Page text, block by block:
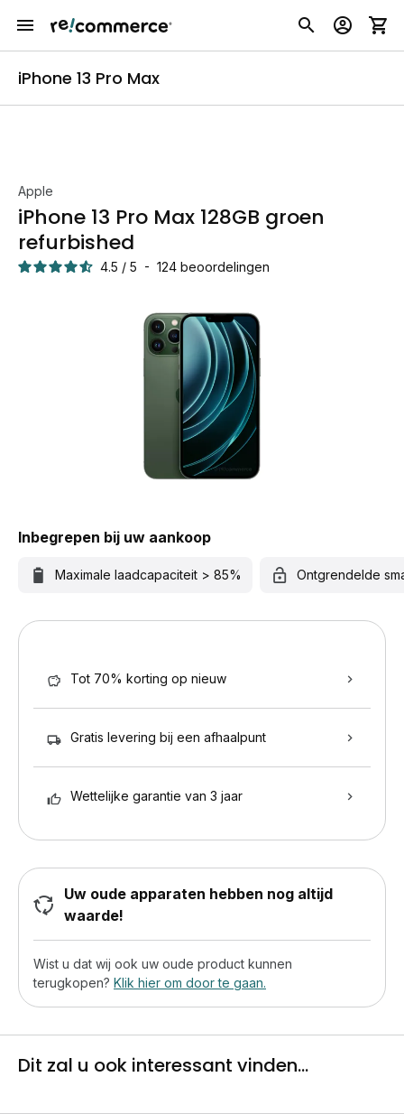
iPhone 13 Pro Max
Apple
iPhone 13 Pro Max 128GB groen
refurbished
4.5 / 5 - 124 beoordelingen
Inbegrepen bij uw aankoop
Maximale laadcapaciteit > 85% Ontgrendelde
Tot 70% korting op nieuw
Gratis levering bij een afhaalpunt
Wettelijke garantie van 3 jaar
Uw oude apparaten hebben nog altijd
waarde!
Wist u dat wij ook uw oude product kunnen
terugkopen? Klik hier om door te gaan.
Dit zal u ook interessant vinden...